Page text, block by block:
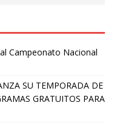
Campeonato Nacional
SU TEMPORADA DE
GRATUITOS PARA